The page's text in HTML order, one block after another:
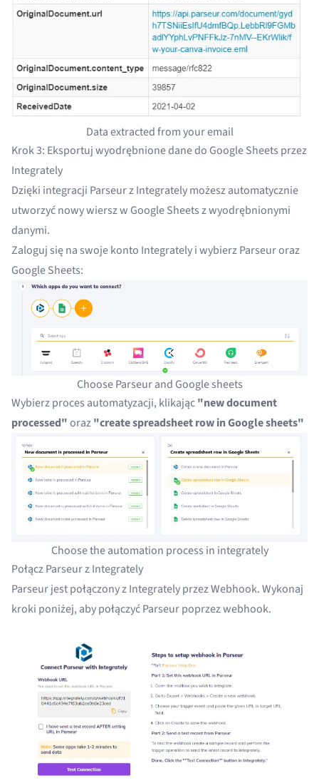
Data extracted from your email
Krok 3: Eksportuj wyodrębnione dane do Google Sheets przez
Integrately
Dzięki integracji Parseur z Integrately możesz automatycznie
utworzyć nowy wiersz w Google Sheets z wyodrębnionymi
danymi.
Zaloguj się na swoje konto Integratelyi wybierz Parseur oraz
Google Sheets:
Choose Parseur and Google sheets
Wybierz proces automatyzacji, klikając"new document
processed"oraz"create spreadsheet row in Google sheets"
Choose the automation process in integrately
Połącz Parseur z Integrately
Parseur jest połączony z Integrately przezWebhook. Wykonaj
kroki poniżej, aby połączyć Parseur poprzez webhook.